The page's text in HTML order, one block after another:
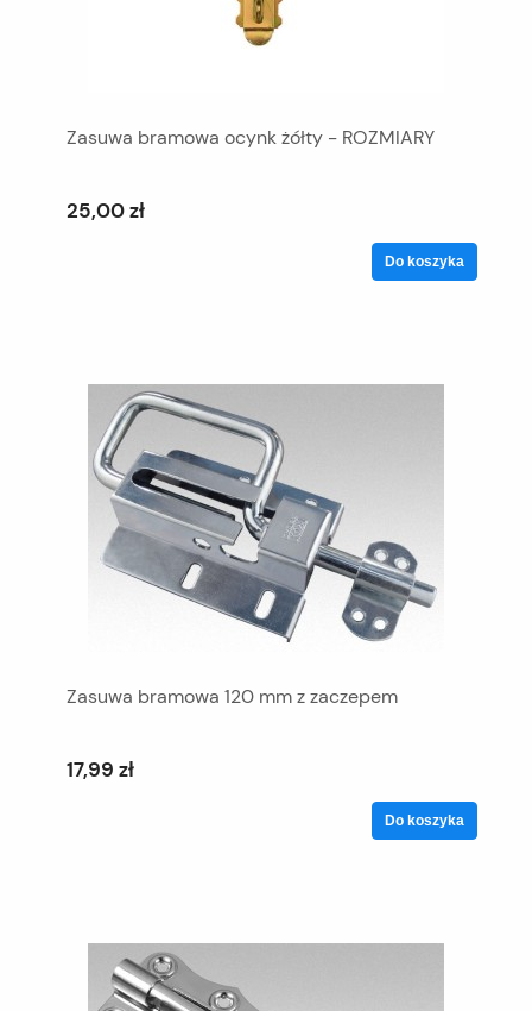
Zasuwa bramowa ocynk żółty - ROZMIARY
25,00 zł
Do koszyka
Zasuwa bramowa 120 mm z zaczepem
17,99 zł
Do koszyka